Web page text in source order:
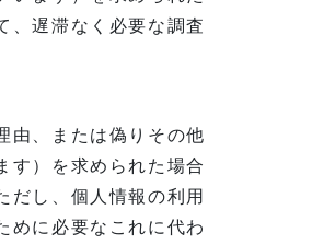
、遅滞なく必要な調査
由、または偽りその他
す）を求められた場合
だし、個人情報の利用
めに必要なこれに代わ